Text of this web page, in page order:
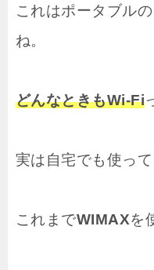
これはポータブルの
ね。
どんなときもWi-Fi
実は自宅でも使って
これまでWIMAXを